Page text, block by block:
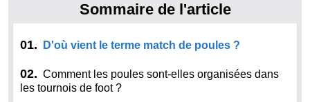
Sommaire de l'article
01. D'où vient le terme match de poules ?
02. Comment les poules sont-elles organisées dans
les tournois de foot ?